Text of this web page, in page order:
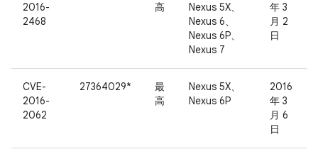
2016-
2468
高
Nexus 5X、
Nexus 6、
Nexus 6P、
Nexus 7
年 3
月 2
日
CVE-
2016-
2062
27364029*
最
高
Nexus 5X、
Nexus 6P
2016
年 3
月 6
日